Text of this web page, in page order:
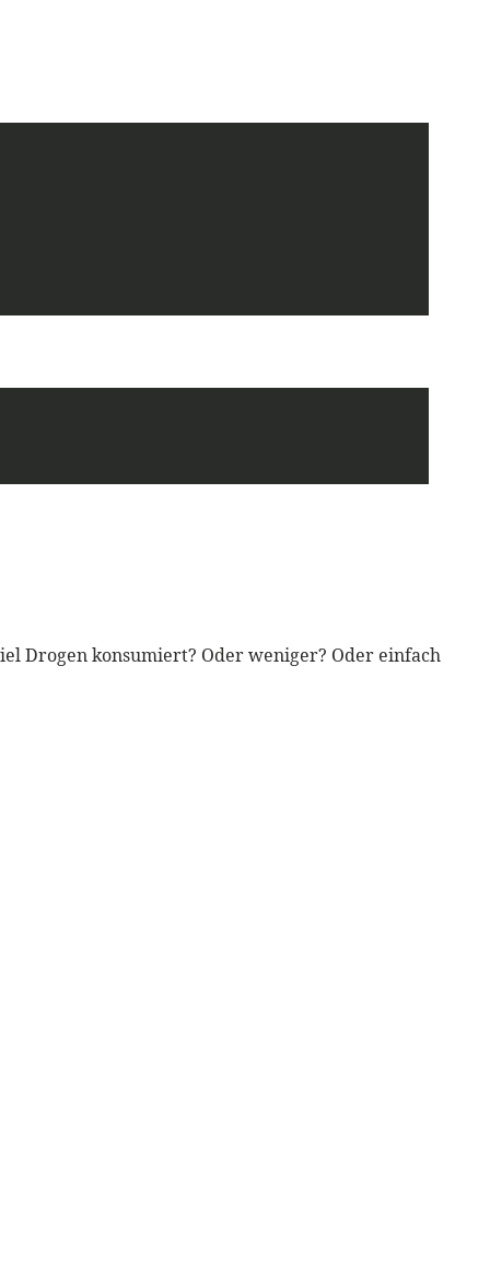
Drogen konsumiert? Oder weniger? Oder einfach